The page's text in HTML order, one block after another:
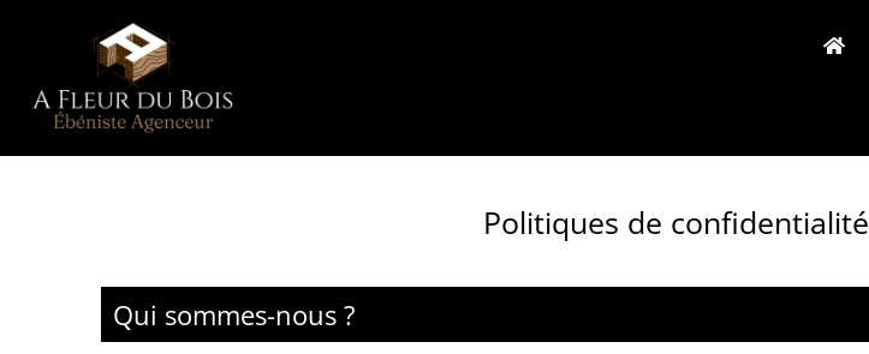
Politiques de confidentialité
Qui sommes-nous ?